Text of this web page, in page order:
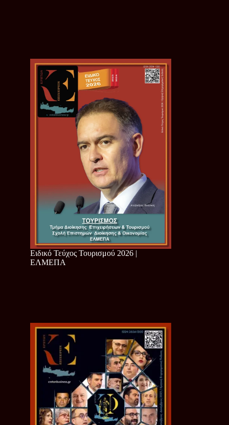
Ειδικό Τεύχος Τουρισμού 2026 |
ΕΛΜΕΠΑ